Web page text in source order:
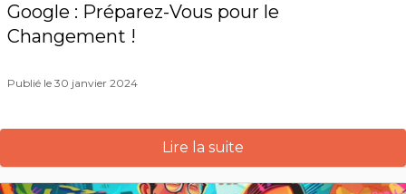
Google : Préparez-Vous pour le
Changement !
Publié le 30 janvier 2024
Lire la suite